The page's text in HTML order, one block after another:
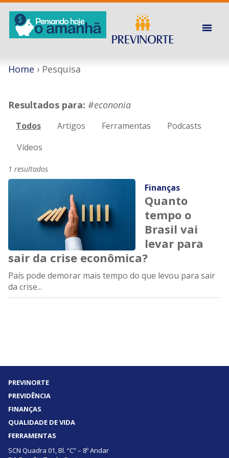
Home Pesquisa
Resultados para: #econonia
Todos Artigos Ferramentas
Podcasts
Vídeos
1 resultados
Finanças
Quanto
tempo o
Brasil vai
levar para
sair da crise econômica?
País pode demorar mais tempo do que levou para sair
da crise...
PREVINORTE
PREVIDÊNCIA
FINANÇAS
QUALIDADE DE VIDA
FERRAMENTAS
SCN Quadra 01, Bl. “C” – 8º Andar